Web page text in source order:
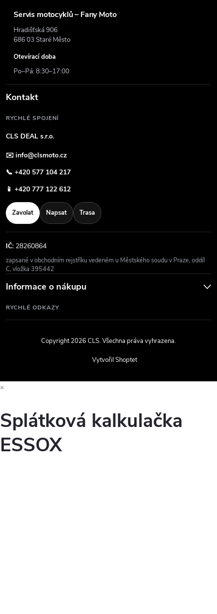
Servis motocyklů – Fany Moto
Hradišťská 906
686 03 Staré Město
Otevírací doba
Po–Pá: 8:30–17:00
Kontakt
RYCHLÉ SPOJENÍ
CLS DEAL s.r.o.
✉️ info@clsmoto.cz
📞 +420 577 104 217
📱 +420 777 122 612
Zavolat Napsat Trasa
IČ: 28260864
zapsané v obchodním rejstříku vedeném u Městského soudu v Praze, oddíl
C, vložka 395442
Informace o nákupu
RYCHLÉ ODKAZY
Vytvořil Shoptet
Copyright 2026CLS. Všechna práva vyhrazena.
×
Splátková kalkulačka
ESSOX